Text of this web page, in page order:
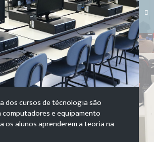
Carregando galeria...
dos cursos de técnologia são
e equipamento
os alunos aprenderem a teoria na